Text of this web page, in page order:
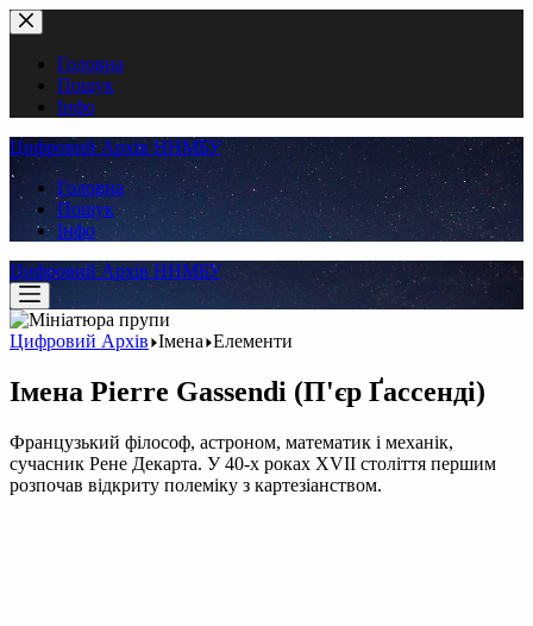
Перейти
до
вмістуГоловна
Пошук
Інфо
Цифровий Архів ННМБУ
Головна
Пошук
Інфо
Цифровий Архів ННМБУ
Цифровий Архів Імена Елементи
Імена Pierre Gassendi (П'єр Ґассенді)
Французький філософ, астроном, математик і механік,
сучасник Рене Декарта. У 40-х роках XVII століття першим
розпочав відкриту полеміку з картезіанством.